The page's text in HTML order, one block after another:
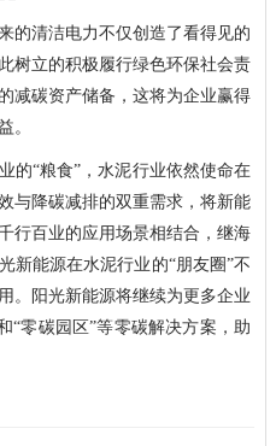
的清洁电力不仅创造了看得见的
树立的积极履行绿色环保社会责
减碳资产储备，这将为企业赢得
。
的“粮食”，水泥行业依然使命在
与降碳减排的双重需求，将新能
行百业的应用场景相结合，继海
新能源在水泥行业的“朋友圈”不
。阳光新能源将继续为更多企业
“零碳园区”等零碳解决方案，助